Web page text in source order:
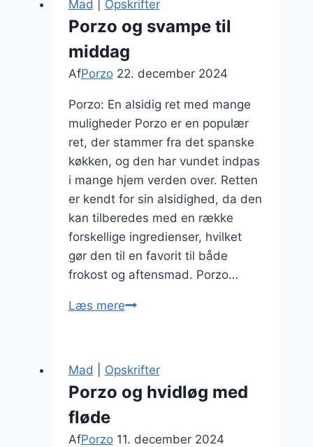
risotto
Mad Opskrifter
Porzo og svampe til
middag
AfPorzo 22. december 2024
Porzo: En alsidig ret med mange
muligheder Porzo er en populær
ret, der stammer fra det spanske
køkken, og den har vundet indpas
i mange hjem verden over. Retten
er kendt for sin alsidighed, da den
kan tilberedes med en række
forskellige ingredienser, hvilket
gør den til en favorit til både
frokost og aftensmad. Porzo…
Læs merePorzo
middag
Mad Opskrifter
Porzo og hvidløg med
fløde
AfPorzo 11. december 2024